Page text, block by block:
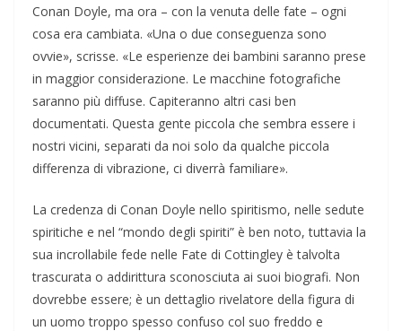
Conan Doyle, ma ora – con la venuta delle fate – ogni
cosa era cambiata. «Una o due conseguenza sono
ovvie», scrisse. «Le esperienze dei bambini saranno prese
in maggior considerazione. Le macchine fotografiche
saranno più diffuse. Capiteranno altri casi ben
documentati. Questa gente piccola che sembra essere i
nostri vicini, separati da noi solo da qualche piccola
differenza di vibrazione, ci diverrà familiare».
La credenza di Conan Doyle nello spiritismo, nelle sedute
spiritiche e nel “mondo degli spiriti” è ben noto, tuttavia la
sua incrollabile fede nelle Fate di Cottingley è talvolta
trascurata o addirittura sconosciuta ai suoi biografi. Non
dovrebbe essere; è un dettaglio rivelatore della figura di
un uomo troppo spesso confuso col suo freddo e